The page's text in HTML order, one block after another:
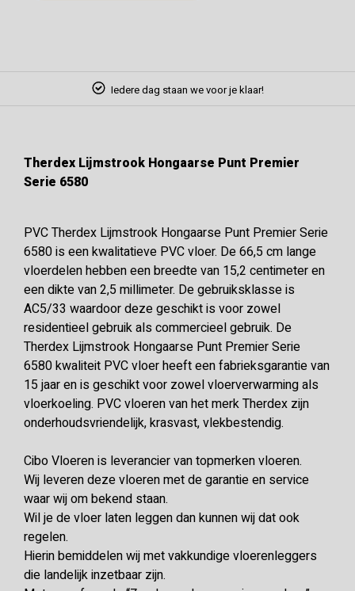
Iedere dag staan we voor je klaar!
Therdex Lijmstrook Hongaarse Punt Premier
Serie 6580
PVC Therdex Lijmstrook Hongaarse Punt Premier Serie
6580 is een kwalitatieve PVC vloer. De 66,5 cm lange
vloerdelen hebben een breedte van 15,2 centimeter en
een dikte van 2,5 millimeter. De gebruiksklasse is
AC5/33 waardoor deze geschikt is voor zowel
residentieel gebruik als commercieel gebruik. De
Therdex Lijmstrook Hongaarse Punt Premier Serie
6580 kwaliteit PVC vloer heeft een fabrieksgarantie van
15 jaar en is geschikt voor zowel vloerverwarming als
vloerkoeling. PVC vloeren van het merk Therdex zijn
onderhoudsvriendelijk, krasvast, vlekbestendig.
Cibo Vloeren is leverancier van topmerken vloeren.
Wij leveren deze vloeren met de garantie en service
waar wij om bekend staan.
Wil je de vloer laten leggen dan kunnen wij dat ook
regelen.
Hierin bemiddelen wij met vakkundige vloerenleggers
die landelijk inzetbaar zijn.